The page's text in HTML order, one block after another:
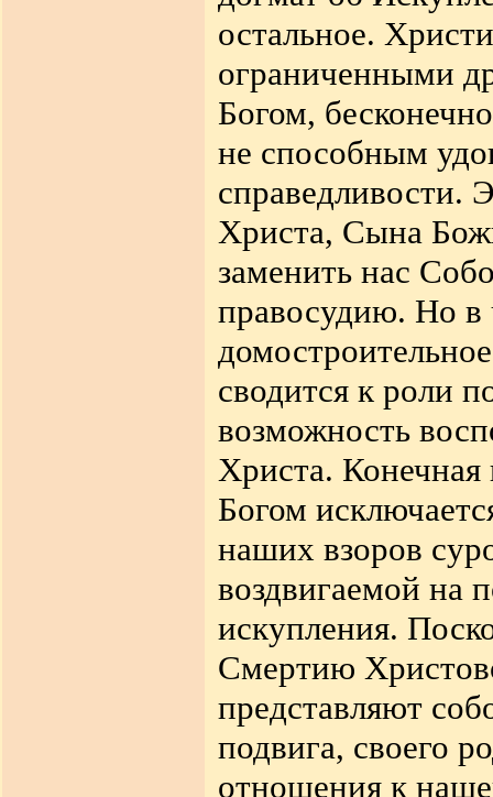
остальное.
ограниченными
Богом,
не способным
справедливости.
Христа, Сына
заменить нас
правосудию. Но в
сводится к роли
возможность
Христа. Конечная
Богом
наших взоров
воздвигаемой на
искупления.
Смертию
представляют
подвига, своего
отношения к